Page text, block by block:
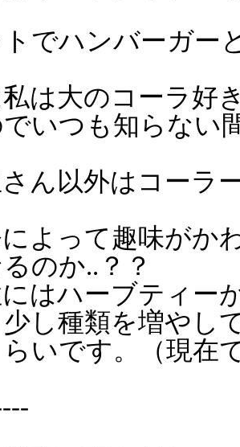
でハンバーガー
は大のコーラ好
いつも知らない
ん以外はコーラ
よって趣味がか
のか..？？
はハーブティー
少し種類を増やし
いです。（現在